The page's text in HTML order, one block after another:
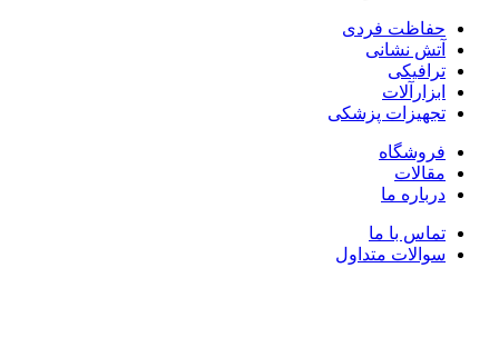
حفاظت فردی
آتش نشانی
ترافیکی
ابزارآلات
تجهیزات پزشکی
فروشگاه
مقالات
درباره ما
تماس با ما
سوالات متداول